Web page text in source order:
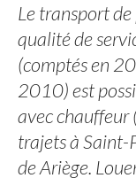
Le transport
qualité de
(comptés en
2010) est
avec chauffeur
trajets à Saint-
de Ariège.